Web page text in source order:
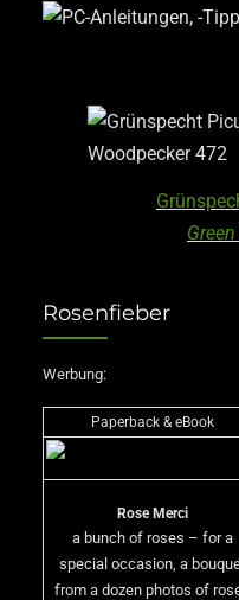
Rosenfieber
Werbung:
Paperback & eBook
Rose Merci
a bunch of roses – for a
special occasion, a
from a dozen photos of